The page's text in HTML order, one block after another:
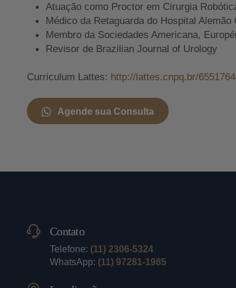
Atuação como Proctor em Cirurgia
Médico da Retaguarda do Hospital Alemão
Membro da Sociedades Americana,
Revisor de Brazilian Journal of Urology
Curriculum Lattes: http://lattes.cnpq.br/
Agende sua Consulta
Contato
Telefone: (11) 2306-5324
WhatsApp: (11) 97281-1985